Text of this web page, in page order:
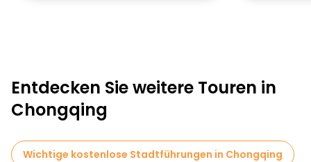
Entdecken Sie weitere Touren in
Chongqing
Wichtige kostenlose Stadtführungen in Chongqing